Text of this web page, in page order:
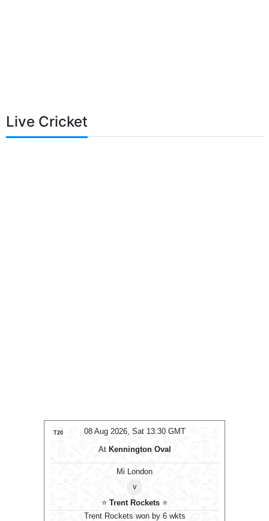
Live Cricket
08 Aug 2026, Sat 13:30 GMT
Kennington Oval
v
⭐
Trent Rockets won by 6 wkts
T20
Trent Rockets